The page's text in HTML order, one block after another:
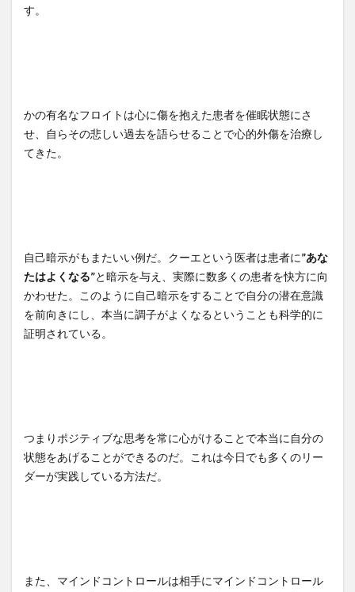
す。
かの有名なフロイトは心に傷を抱えた患者を催眠状態にさ
せ、自らその悲しい過去を語らせることで心的外傷を治療し
てきた。
自己暗示がもまたいい例だ。クーエという医者は患者に”あな
たはよくなる”と暗示を与え、実際に数多くの患者を快方に向
かわせた。このように自己暗示をすることで自分の潜在意識
を前向きにし、本当に調子がよくなるということも科学的に
証明されている。
つまりポジティブな思考を常に心がけることで本当に自分の
状態をあげることができるのだ。これは今日でも多くのリー
ダーが実践している方法だ。
また、マインドコントロールは相手にマインドコントロール